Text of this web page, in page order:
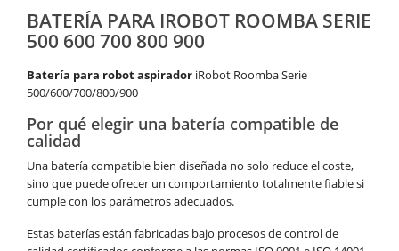
BATERÍA PARA IROBOT ROOMBA SERIE
500 600 700 800 900
Batería para robot aspirador iRobot Roomba Serie
500/600/700/800/900
Por qué elegir una batería compatible de
calidad
Una batería compatible bien diseñada no solo reduce el coste,
sino que puede ofrecer un comportamiento totalmente fiable si
cumple con los parámetros adecuados.
Estas baterías están fabricadas bajo procesos de control de